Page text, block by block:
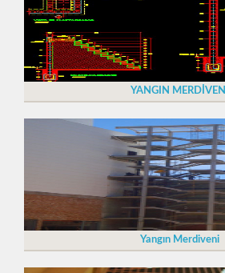
YANGIN MERDİVENİ
Yangın Merdiveni